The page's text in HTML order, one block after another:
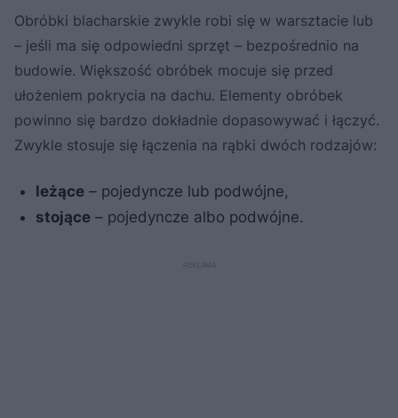
Obróbki blacharskie zwykle robi się w warsztacie lub
– jeśli ma się odpowiedni sprzęt – bezpośrednio na
budowie. Większość obróbek mocuje się przed
ułożeniem pokrycia na dachu. Elementy obróbek
powinno się bardzo dokładnie dopasowywać i łączyć.
Zwykle stosuje się łączenia na rąbki dwóch rodzajów:
leżące – pojedyncze lub podwójne,
stojące – pojedyncze albo podwójne.